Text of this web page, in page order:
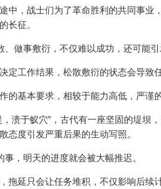
中，战士们为了革命胜利的共同事业
长征。
、做事敷衍，不仅难以成功，还可能引
定工作结果，松散敷衍的状态会导致
的基本要求，相较于能力高低，严谨
，溃于蚁穴”，古代有一座坚固的堤坝
态度引发严重后果的生动写照。
，明天的进度就会被大幅推迟。
拖延只会让任务堆积，不仅影响后续